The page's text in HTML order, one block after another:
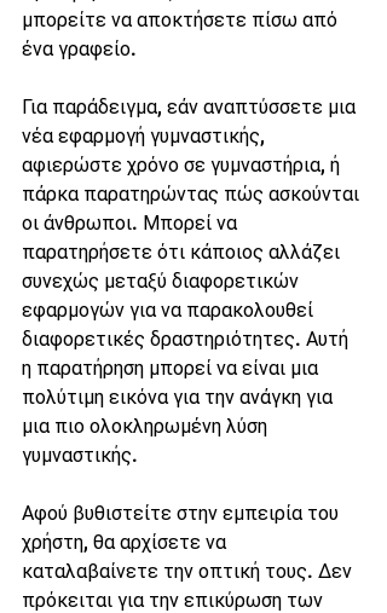
μπορείτε να αποκτήσετε πίσω από
ένα γραφείο.
Για παράδειγμα, εάν αναπτύσσετε μια
νέα εφαρμογή γυμναστικής,
αφιερώστε χρόνο σε γυμναστήρια, ή
πάρκα παρατηρώντας πώς ασκούνται
οι άνθρωποι. Μπορεί να
παρατηρήσετε ότι κάποιος αλλάζει
συνεχώς μεταξύ διαφορετικών
εφαρμογών για να παρακολουθεί
διαφορετικές δραστηριότητες. Αυτή
η παρατήρηση μπορεί να είναι μια
πολύτιμη εικόνα για την ανάγκη για
μια πιο ολοκληρωμένη λύση
γυμναστικής.
Αφού βυθιστείτε στην εμπειρία του
χρήστη, θα αρχίσετε να
καταλαβαίνετε την οπτική τους. Δεν
πρόκειται για την επικύρωση των